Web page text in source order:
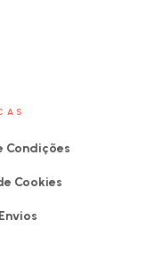
Condições
Cookies